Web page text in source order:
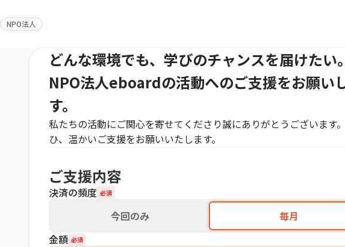
NPO法人
どんな環境でも、学びのチャンスを届けたい
NPO法人eboardの活動へのご支援をお願い
す。
私たちの活動にご関心を寄せてくださり誠にありがとうございます
ひ、温かいご支援をお願いいたします。
ご支援内容
決済の頻度 必須
今回のみ
毎月
金額 必須